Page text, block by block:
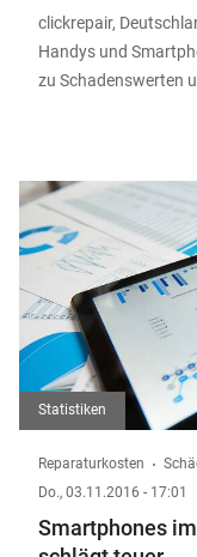
clickrepair,
Handys und
zu Schadenswerten
Statistiken
Reparaturkosten
Do., 03.11.2016 - 17:01
Smartphones